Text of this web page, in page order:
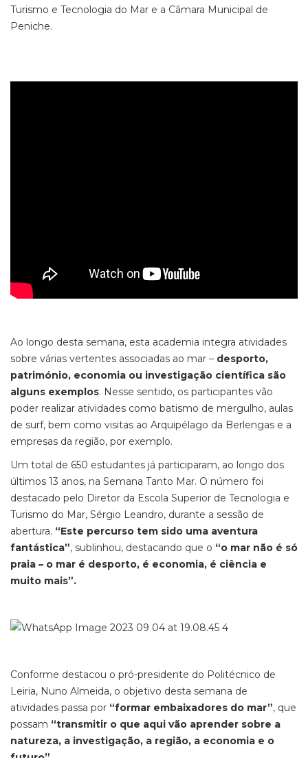
Turismo e Tecnologia do Mar e a Câmara Municipal de
Peniche.
Ao longo desta semana, esta academia integra atividades
sobre várias vertentes associadas ao mar – desporto,
património, economia ou investigação científica são
alguns exemplos. Nesse sentido, os participantes vão
poder realizar atividades como batismo de mergulho, aulas
de surf, bem como visitas ao Arquipélago da Berlengas e a
empresas da região, por exemplo.
Um total de 650 estudantes já participaram, ao longo dos
últimos 13 anos, na Semana Tanto Mar. O número foi
destacado pelo Diretor da Escola Superior de Tecnologia e
Turismo do Mar, Sérgio Leandro, durante a sessão de
abertura. “Este percurso tem sido uma aventura
fantástica”, sublinhou, destacando que o “o mar não é só
praia – o mar é desporto, é economia, é ciência e
muito mais”.
Conforme destacou o pró-presidente do Politécnico de
Leiria, Nuno Almeida, o objetivo desta semana de
atividades passa por “formar embaixadores do mar”, que
possam “transmitir o que aqui vão aprender sobre a
natureza, a investigação, a região, a economia e o